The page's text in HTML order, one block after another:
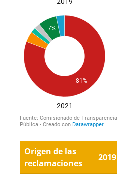
Origen de las
reclamaciones
2019